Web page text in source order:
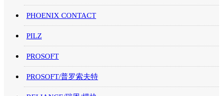
PHOENIX CONTACT
PILZ
PROSOFT
PROSOFT/普罗索夫特